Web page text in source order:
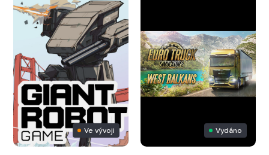
Ve vývoji Vydáno